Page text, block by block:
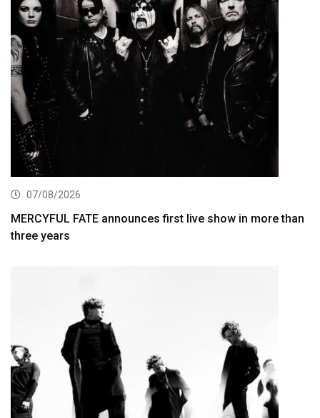
07/08/2026
MERCYFUL FATE announces first live show in more than
three years